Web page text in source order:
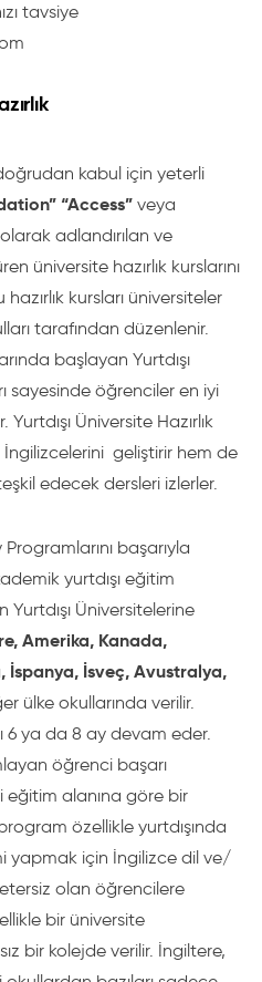
tavsiye
kabul için yeterli
“Access” veya
olarak adlandırılan ve
üniversite hazırlık kurslarını
kursları üniversiteler
tarafından düzenlenir.
başlayan Yurtdışı
sayesinde öğrenciler en iyi
Üniversite Hazırlık
geliştirir hem de
edecek dersleri izlerler.
başarıyla
yurtdışı eğitim
Yurtdışı Üniversitelerine
Amerika, Kanada,
İsveç, Avustralya,
ülke okullarında verilir.
6 ya da 8 ay devam eder.
öğrenci başarı
eğitim alanına göre bir
özellikle yurtdışında
yapmak için İngilizce dil ve/
olan öğrencilere
bir üniversite
bir kolejde verilir. İngiltere,